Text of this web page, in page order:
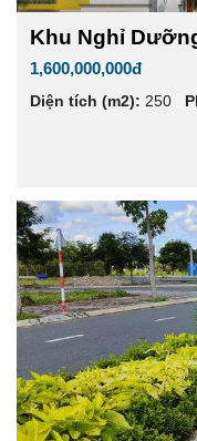
Khu Nghỉ
1,600,000,000đ
Diện tích (m2): 250